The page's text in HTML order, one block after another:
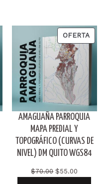
OFERTA
EN
AMAGUAÑA PARROQUIA
MAPA PREDIAL Y
TOPOGRÁFICO (CURVAS DE
NIVEL) DM QUITO WGS84
$70.00 El
$55.00